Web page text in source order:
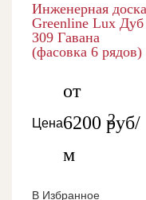
Инженерная доска
Greenline Lux Дуб
309 Гавана
(фасовка 6 рядов)
Цена
от
6200 руб/
м
2
В Избранное